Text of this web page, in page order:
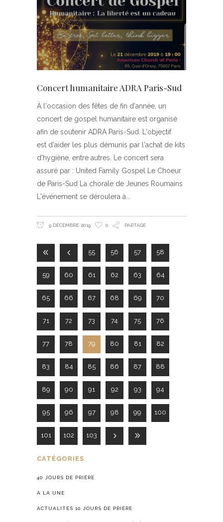
Concert humanitaire ADRA Paris-Sud
À l'occasion des fêtes de fin d'année, un
concert de gospel humanitaire est organisé
afin de soutenir ADRA Paris-Sud. L'objectif
est d'aider les plus démunis par l'achat de kits
d'hygiène, entre autres. Le concert sera
assuré par : United Family Gospel Le Choeur
de Paris-Sud La chorale de Jeunes Roumains
L'événement se déroulera à
9 DÉCEMBRE 2019 0 PARTAGE
55 56 57 58
59 60 61 62 63 64
65 66 67 68 69 70
71 72 73 74 75 76
77 78 79 80 81 82
83 84 85 86 87 88
89 90 91 92 93 94
95 96 97 98 99 100
101 102 103
CATÉGORIES
40 JOURS DE PRIÈRE
À LA UNE
ACTUALITÉS 10 JOURS DE PRIÈRE